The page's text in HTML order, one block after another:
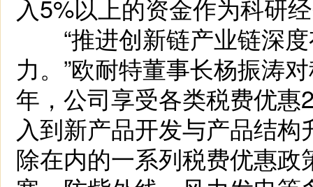
入5%以上的资金作为科研
“推进创新链产业链深度
力。”欧耐特董事长杨振涛
年，公司享受各类税费优
入到新产品开发与产品结
除在内的一系列税费优惠